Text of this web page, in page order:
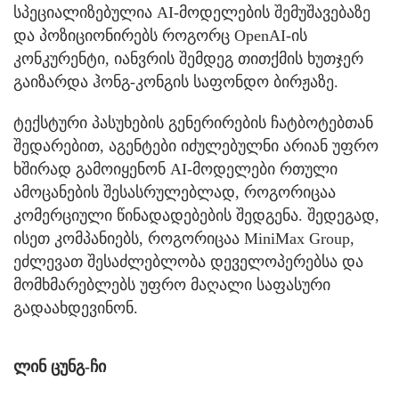
სპეციალიზებულია AI-მოდელების შემუშავებაზე
და პოზიციონირებს როგორც OpenAI-ის
კონკურენტი, იანვრის შემდეგ თითქმის ხუთჯერ
გაიზარდა ჰონგ-კონგის საფონდო ბირჟაზე.
ტექსტური პასუხების გენერირების ჩატბოტებთან
შედარებით, აგენტები იძულებულნი არიან უფრო
ხშირად გამოიყენონ AI-მოდელები რთული
ამოცანების შესასრულებლად, როგორიცაა
კომერციული წინადადებების შედგენა. შედეგად,
ისეთ კომპანიებს, როგორიცაა MiniMax Group,
ეძლევათ შესაძლებლობა დეველოპერებსა და
მომხმარებლებს უფრო მაღალი საფასური
გადაახდევინონ.
ლინ ცუნგ-ჩი